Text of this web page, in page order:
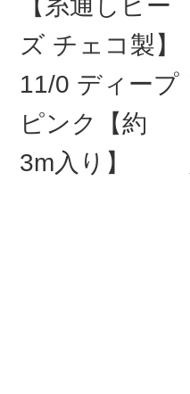
【糸通しビー
ズ チェコ製】
11/0 ディープ
ピンク【約
3m入り】